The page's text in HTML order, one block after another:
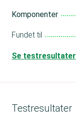
Komponenter
Fundet til
Se testresultater
Testresultater